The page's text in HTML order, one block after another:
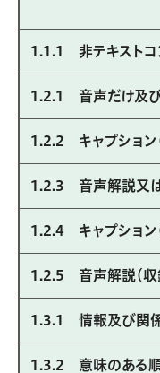
1.1.1 非テキストコ
1.2.1 音声だけ及び
1.2.2 キャプション
1.2.3 音声解説又は
1.2.4 キャプション
1.2.5 音声解説（収
1.3.1 情報及び関
1.3.2 意味のある